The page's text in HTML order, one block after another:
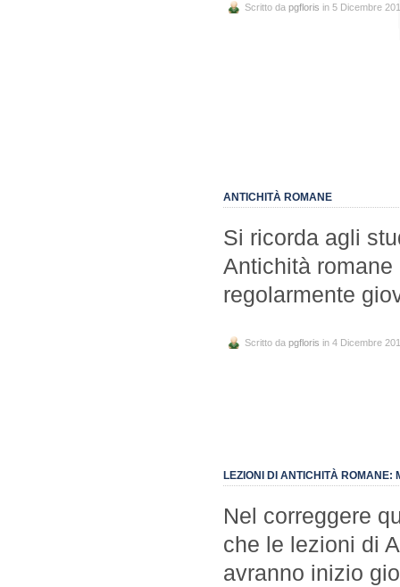
Scritto da pgfloris in 5 Dicembre
ANTICHITÀ ROMANE
Si ricorda agli
Antichità
regolarmente
Scritto da pgfloris in 4 Dicembre
LEZIONI DI ANTICHITÀ ROMANE:
Nel correggere
che le lezioni di
avranno inizio